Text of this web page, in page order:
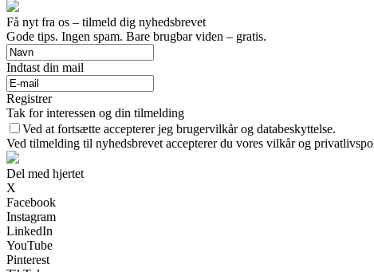
Få nyt fra os – tilmeld dig nyhedsbrevet
Gode tips. Ingen spam. Bare brugbar viden – gratis.
Indtast din mail
Registrer
Tak for interessen og din tilmelding
Ved at fortsætte accepterer jeg brugervilkår og databeskyttelse.
Ved tilmelding til nyhedsbrevet accepterer du vores vilkår og
Del med hjertet
X
Facebook
Instagram
LinkedIn
YouTube
Pinterest